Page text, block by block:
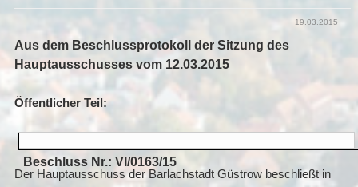
19.03.2015
Aus dem Beschlussprotokoll der Sitzung des
Hauptausschusses vom 12.03.2015
Öffentlicher Teil:
Beschluss Nr.: VI/0163/15
Der Hauptausschuss der Barlachstadt Güstrow beschließt in